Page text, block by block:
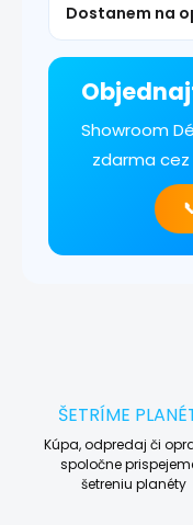
Dostanem na
Showroom
zdarma
ŠETRÍME
Kúpa, odpredaj či
spoločne
šetreniu planéty